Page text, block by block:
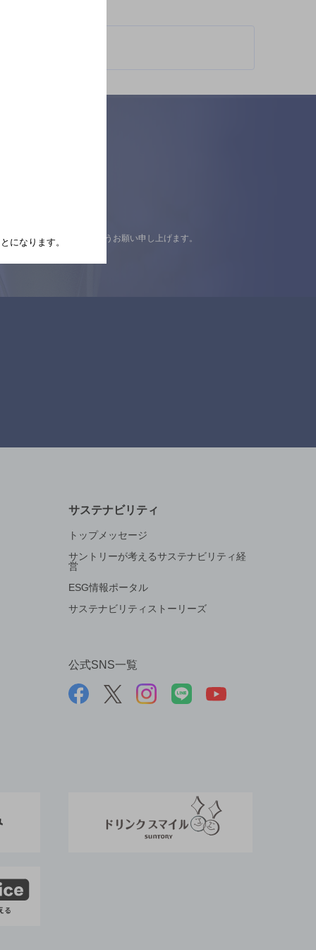
上ご来店くださいますようお願い申し上げます。
サステナビリティ
トップメッセージ
サントリーが考えるサステナビリティ経
営
ESG情報ポータル
サステナビリティストーリーズ
公式SNS一覧
になります。